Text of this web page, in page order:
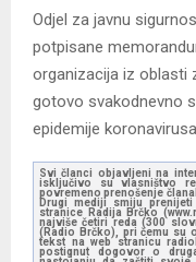
Odjel za javnu
potpisane
organizacija iz oblasti
gotovo svakodnevno
epidemije
Svi članci objavljeni na
isključivo su vlasništvo
povremeno prenošenje
Drugi mediji smiju
stranice Radija Brčko
najviše četiri reda (300
(Radio Brčko), pri čemu su
tekst na web stranicu
postignut dogovor o